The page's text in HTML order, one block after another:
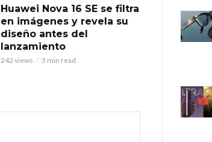
Huawei Nova 16 SE se filtra
en imágenes y revela su
diseño antes del
lanzamiento
242 views 3 min read